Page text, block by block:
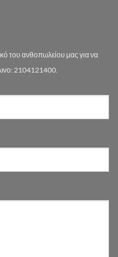
του ανθοπωλείου μας για να
2104121400.